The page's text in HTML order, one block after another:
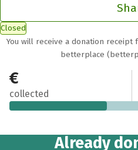
Closed
You will receive a donation receipt
betterplace
€813.64
collected
Already 30